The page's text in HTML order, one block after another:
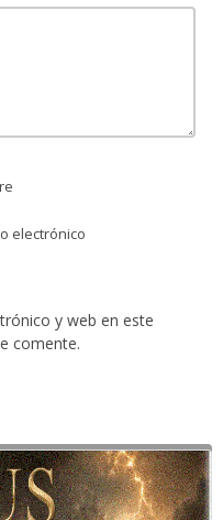
electrónico
y web en este
comente.